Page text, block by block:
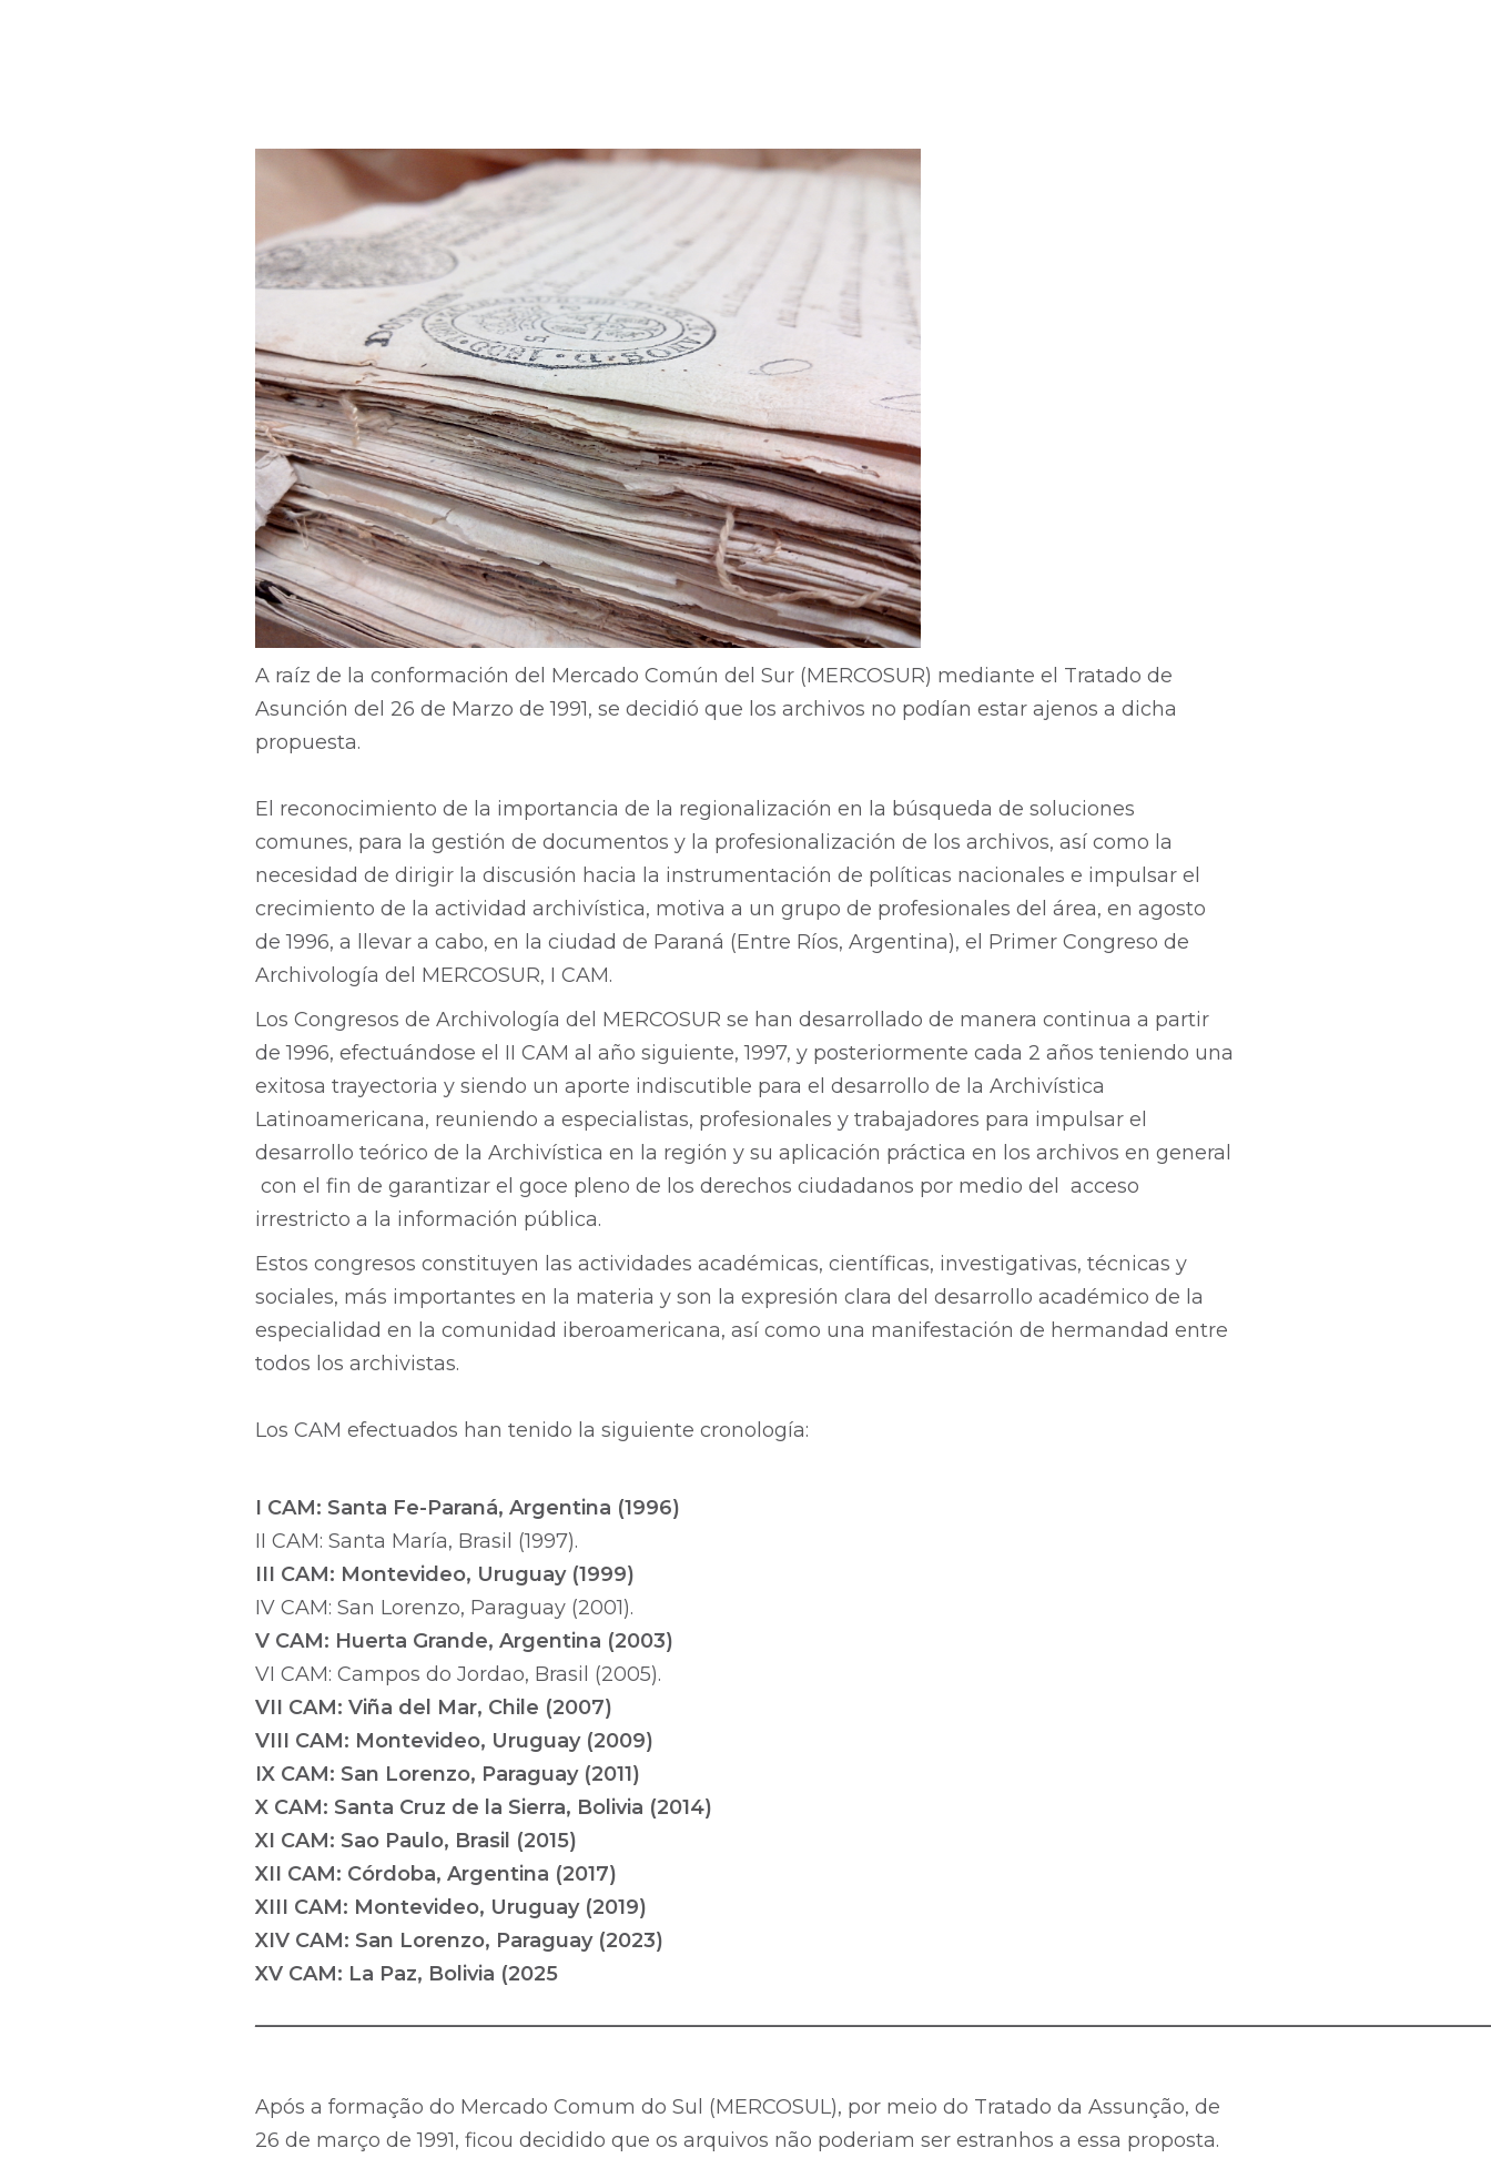
A raíz de la conformación del Mercado Común del Sur (MERCOSUR) mediante el Tratado de
Asunción del 26 de Marzo de 1991, se decidió que los archivos no podían estar ajenos a dicha
propuesta.
El reconocimiento de la importancia de la regionalización en la búsqueda de soluciones
comunes, para la gestión de documentos y la profesionalización de los archivos, así como la
necesidad de dirigir la discusión hacia la instrumentación de políticas nacionales e impulsar el
crecimiento de la actividad archivística, motiva a un grupo de profesionales del área, en agosto
de 1996, a llevar a cabo, en la ciudad de Paraná (Entre Ríos, Argentina), el Primer Congreso de
Archivología del MERCOSUR, I CAM.
Los Congresos de Archivología del MERCOSUR se han desarrollado de manera continua a partir
de 1996, efectuándose el II CAM al año siguiente, 1997, y posteriormente cada 2 años teniendo una
exitosa trayectoria y siendo un aporte indiscutible para el desarrollo de la Archivística
Latinoamericana, reuniendo a especialistas, profesionales y trabajadores para impulsar el
desarrollo teórico de la Archivística en la región y su aplicación práctica en los archivos en general
con el fin de garantizar el goce pleno de los derechos ciudadanos por medio del acceso
irrestricto a la información pública.
Estos congresos constituyen las actividades académicas, científicas, investigativas, técnicas y
sociales, más importantes en la materia y son la expresión clara del desarrollo académico de la
especialidad en la comunidad iberoamericana, así como una manifestación de hermandad entre
todos los archivistas.
Los CAM efectuados han tenido la siguiente cronología:
I CAM: Santa Fe-Paraná, Argentina (1996)
II CAM: Santa María, Brasil (1997).
III CAM: Montevideo, Uruguay (1999)
IV CAM: San Lorenzo, Paraguay (2001).
V CAM: Huerta Grande, Argentina (2003)
VI CAM: Campos do Jordao, Brasil (2005).
VII CAM: Viña del Mar, Chile (2007)
VIII CAM: Montevideo, Uruguay (2009)
IX CAM: San Lorenzo, Paraguay (2011)
X CAM: Santa Cruz de la Sierra, Bolivia (2014)
XI CAM: Sao Paulo, Brasil (2015)
XII CAM: Córdoba, Argentina (2017)
XIII CAM: Montevideo, Uruguay (2019)
XIV CAM: San Lorenzo, Paraguay (2023)
XV CAM: La Paz, Bolivia (2025
Após a formação do Mercado Comum do Sul (MERCOSUL), por meio do Tratado da Assunção, de
26 de março de 1991, ficou decidido que os arquivos não poderiam ser estranhos a essa proposta.